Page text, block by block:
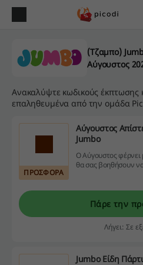
(Τζαμπο)
Αύγουστος
Ανακαλύψτε κωδικούς έκπτωσης
επαληθευμένα από την ομάδα
ΠΡΟΣΦΟΡΑ
Αύγουστος
Jumbo
Ο Αύγουστος
θα σας βοηθήσουν
Πάρε την
Λήγει: Σε
Jumbo Είδη